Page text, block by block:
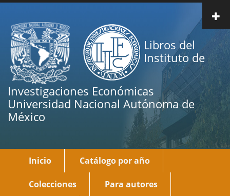
Pasar
contenido
principal
Libros del
Instituto de
Investigaciones Económicas
Universidad Nacional Autónoma de
México
Main
navigation
Inicio Catálogo por año
Colecciones Para autores